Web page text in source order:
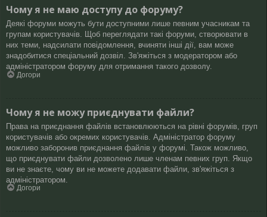
Чому я не маю доступу до форуму?
Деякі форуми можуть бути доступними лише певним учасникам та
групам користувачів. Щоб переглядати такі форуми, створювати в
них теми, надсилати повідомлення, вчиняти інші дії, вам може
знадобитися спеціальний дозвіл. Зв'яжіться з модератором або
адміністратором форуму для отримання такого дозволу.
Догори
Чому я не можу приєднувати файли?
Права на приєднання файлів встановлюються на рівні форумів, груп
користувачів або окремих користувачів. Адміністратор форуму
можливо заборонив приєднання файлів у форумі. Також можливо,
що приєднувати файли дозволено лише членам певних груп. Якщо
ви не знаєте, чому ви не можете додавати файли, зв'яжіться з
адміністратором.
Догори